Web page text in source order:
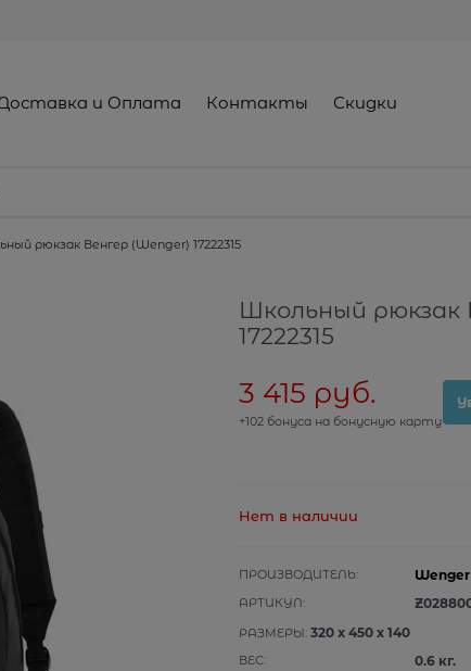
и Оплата Контакты Скидки
рюкзак Венгер (Wenger) 17222315
Школьный рюкзак
17222315
3 415 руб.
+102 бонуса на бонусную карту
Нет в наличии
ПРОИЗВОДИТЕЛЬ: Wenger
АРТИКУЛ:
РАЗМЕРЫ: 320 x 450 x 140
ВЕС: 0.6кг.